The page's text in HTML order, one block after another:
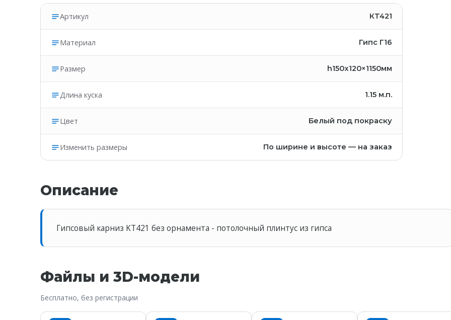
Артикул КT421
Материал Гипс Г16
Размер h150x120×1150мм
Длина куска 1.15 м.п.
Цвет Белый под покраску
Изменить размеры По ширине и высоте — на заказ
Описание
Гипсовый карниз KT421 без орнамента - потолочный плинтус из гипса
Файлы и 3D-модели
Бесплатно, без регистрации